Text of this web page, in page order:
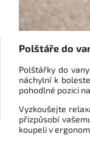
Polštáře do
Polštářky do
náchylní k
pohodlné pozici
Vyzkoušejte
přizpůsobí
koupeli v